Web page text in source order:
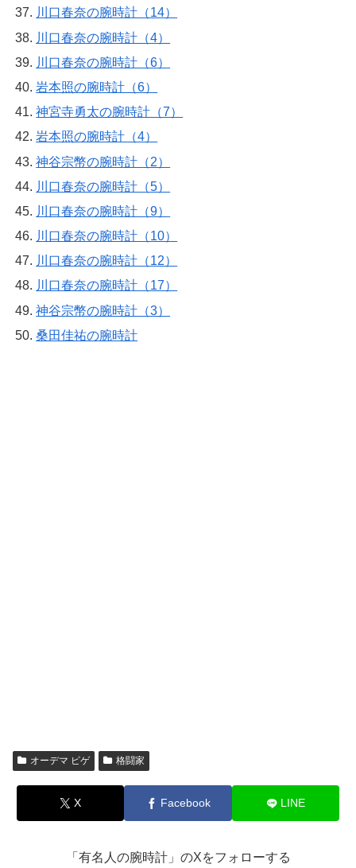
川口春奈の腕時計（14）
川口春奈の腕時計（4）
川口春奈の腕時計（6）
岩本照の腕時計（6）
神宮寺勇太の腕時計（7）
岩本照の腕時計（4）
神谷宗幣の腕時計（2）
川口春奈の腕時計（5）
川口春奈の腕時計（9）
川口春奈の腕時計（10）
川口春奈の腕時計（12）
川口春奈の腕時計（17）
神谷宗幣の腕時計（3）
桑田佳祐の腕時計
オーデマ ピゲ 格闘家
X Facebook LINE
「有名人の腕時計」のXをフォローする